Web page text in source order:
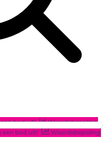
bod uit!
Waardebepaling
een bod uit! Waardebepaling